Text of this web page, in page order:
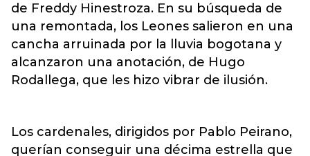
de Freddy Hinestroza. En su búsqueda de
una remontada, los Leones salieron en una
cancha arruinada por la lluvia bogotana y
alcanzaron una anotación, de Hugo
Rodallega, que les hizo vibrar de ilusión.
Los cardenales, dirigidos por Pablo Peirano,
querían conseguir una décima estrella que